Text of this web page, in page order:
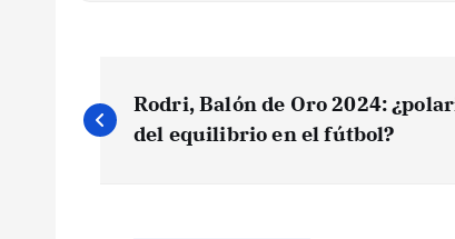
N
a
Rodri, Balón de Oro 2024:
del equilibrio en el fútbol?